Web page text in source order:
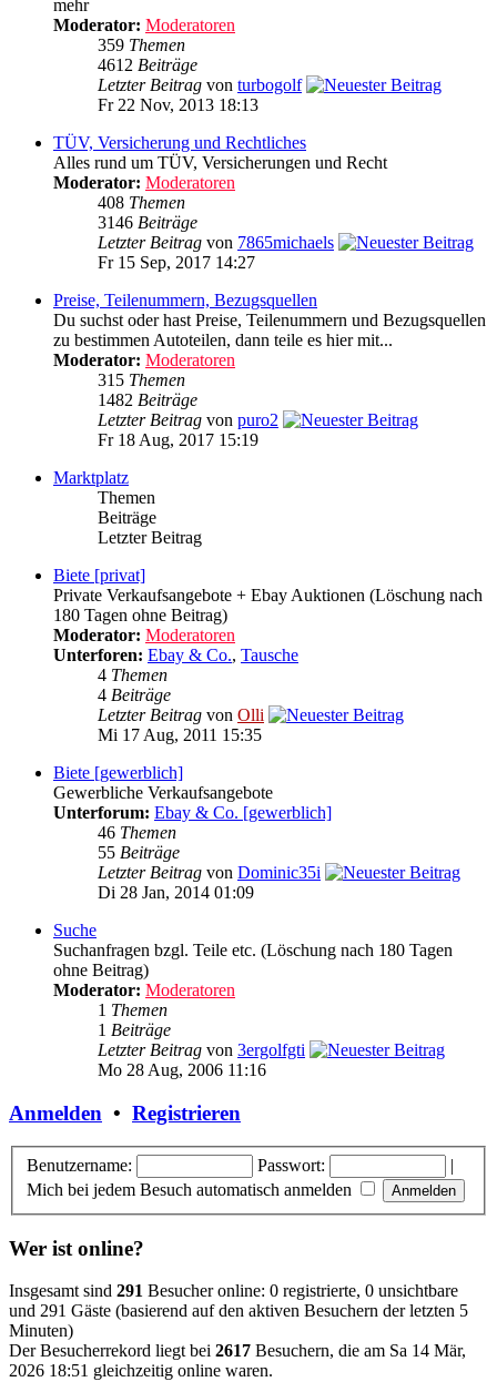
mehr
Moderator: Moderatoren
359 Themen
4612 Beiträge
Letzter Beitrag von turbogolf
Fr 22 Nov, 2013 18:13
TÜV, Versicherung und Rechtliches
Alles rund um TÜV, Versicherungen und Recht
Moderator: Moderatoren
408 Themen
3146 Beiträge
Letzter Beitrag von 7865michaels
Fr 15 Sep, 2017 14:27
Preise, Teilenummern, Bezugsquellen
Du suchst oder hast Preise, Teilenummern und Bezugsquellen
zu bestimmen Autoteilen, dann teile es hier mit...
Moderator: Moderatoren
315 Themen
1482 Beiträge
Letzter Beitrag von puro2
Fr 18 Aug, 2017 15:19
Marktplatz
Themen
Beiträge
Letzter Beitrag
Biete [privat]
Private Verkaufsangebote + Ebay Auktionen (Löschung nach
180 Tagen ohne Beitrag)
Moderator: Moderatoren
Unterforen: Ebay & Co., Tausche
4 Themen
4 Beiträge
Letzter Beitrag von Olli
Mi 17 Aug, 2011 15:35
Biete [gewerblich]
Gewerbliche Verkaufsangebote
Unterforum: Ebay & Co. [gewerblich]
46 Themen
55 Beiträge
Letzter Beitrag von Dominic35i
Di 28 Jan, 2014 01:09
Suche
Suchanfragen bzgl. Teile etc. (Löschung nach 180 Tagen
ohne Beitrag)
Moderator: Moderatoren
1 Themen
1 Beiträge
Letzter Beitrag von 3ergolfgti
Mo 28 Aug, 2006 11:16
Anmelden • Registrieren
Benutzername: Passwort:
|
Mich bei jedem Besuch automatisch anmelden
Wer ist online?
Insgesamt sind 291 Besucher online: 0 registrierte, 0 unsichtbare
und 291 Gäste (basierend auf den aktiven Besuchern der letzten 5
Minuten)
Der Besucherrekord liegt bei 2617 Besuchern, die am Sa 14 Mär,
2026 18:51 gleichzeitig online waren.